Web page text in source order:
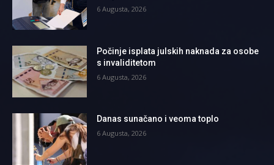
6 Augusta, 2026
Počinje isplata julskih naknada za osobe
s invaliditetom
6 Augusta, 2026
Danas sunačano i veoma toplo
6 Augusta, 2026